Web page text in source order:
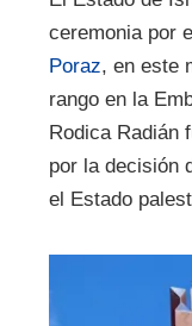
ceremonia por
Poraz, en este
rango en la
Rodica Radián
por la decisión
el Estado